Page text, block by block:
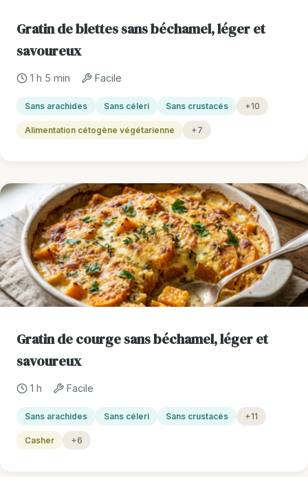
Gratin de blettes sans béchamel, léger et
savoureux
1 h 5 min Facile
Sans arachides Sans céleri Sans crustacés +10
Alimentation cétogène végétarienne +7
Gratin de courge sans béchamel, léger et
savoureux
1 h Facile
Sans arachides Sans céleri Sans crustacés +11
Casher +6